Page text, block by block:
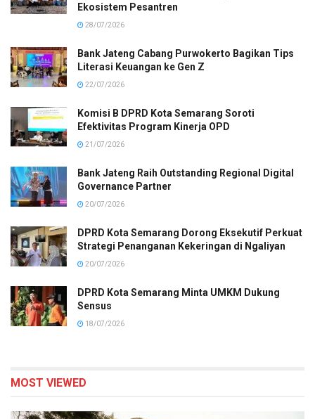
Ekosistem Pesantren
28/07/2026
Bank Jateng Cabang Purwokerto Bagikan Tips
Literasi Keuangan ke Gen Z
22/07/2026
Komisi B DPRD Kota Semarang Soroti
Efektivitas Program Kinerja OPD
21/07/2026
Bank Jateng Raih Outstanding Regional Digital
Governance Partner
20/07/2026
DPRD Kota Semarang Dorong Eksekutif Perkuat
Strategi Penanganan Kekeringan di Ngaliyan
20/07/2026
DPRD Kota Semarang Minta UMKM Dukung
Sensus
18/07/2026
MOST VIEWED